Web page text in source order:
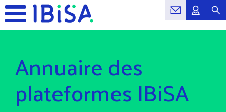
Annuaire des
plateformes IBiSA